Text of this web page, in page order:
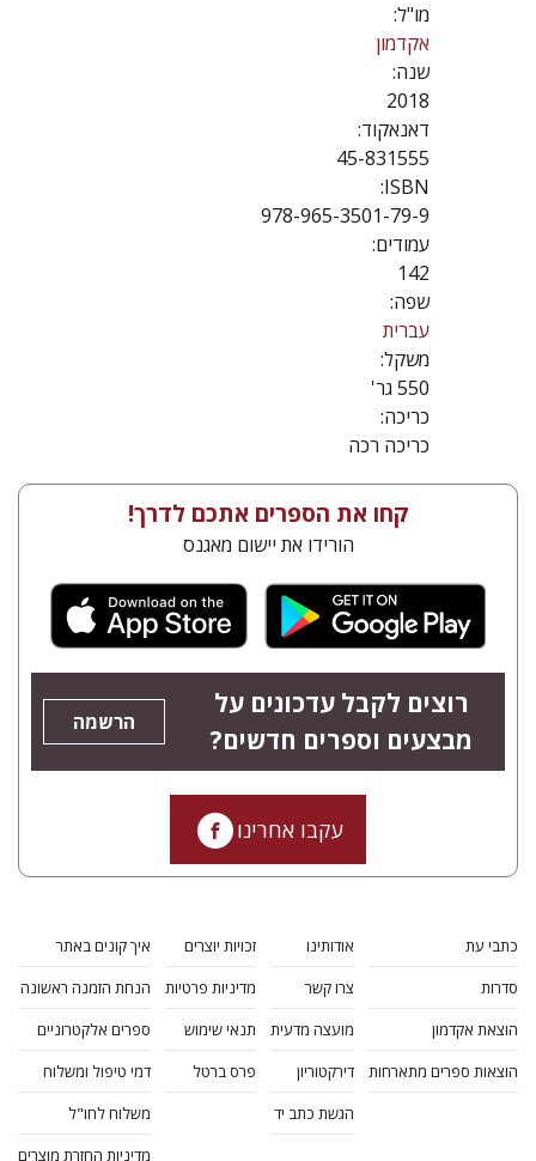
מו"ל:
אקדמון
שנה:
2018
דאנאקוד:
45-831555
ISBN:
978-965-3501-79-9
עמודים:
142
שפה:
עברית
משקל:
550 גר'
כריכה:
כריכה רכה
קחו את הספרים אתכם לדרך!
הורידו את יישום מאגנס
רוצים לקבל עדכונים על
מבצעים וספרים חדשים?
הרשמה
עקבו אחרינו
כתבי עת
סדרות
הוצאת אקדמון
הוצאות ספרים מתארחות
אודותינו
צרו קשר
מועצה מדעית
דירקטוריון
הגשת כתב יד
זכויות יוצרים
מדיניות פרטיות
תנאי שימוש
פרס ברטל
איך קונים באתר
הנחת הזמנה ראשונה
ספרים אלקטרוניים
דמי טיפול ומשלוח
משלוח לחו"ל
מדיניות החזרת מוצרים